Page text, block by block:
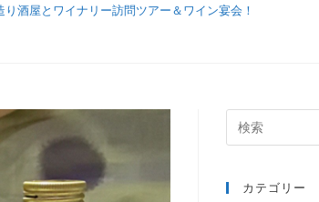
酒屋とワイナリー訪問ツアー＆ワイン宴会！
カテゴリー